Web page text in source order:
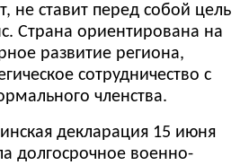
не ставит перед собой цель
Страна ориентирована на
развитие региона,
сотрудничество с
членства.
декларация 15 июня
долгосрочное военно-